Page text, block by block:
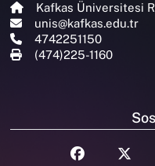
Kafkas Üniversitesi
unis@kafkas.edu.tr
4742251150
(474)225-1160